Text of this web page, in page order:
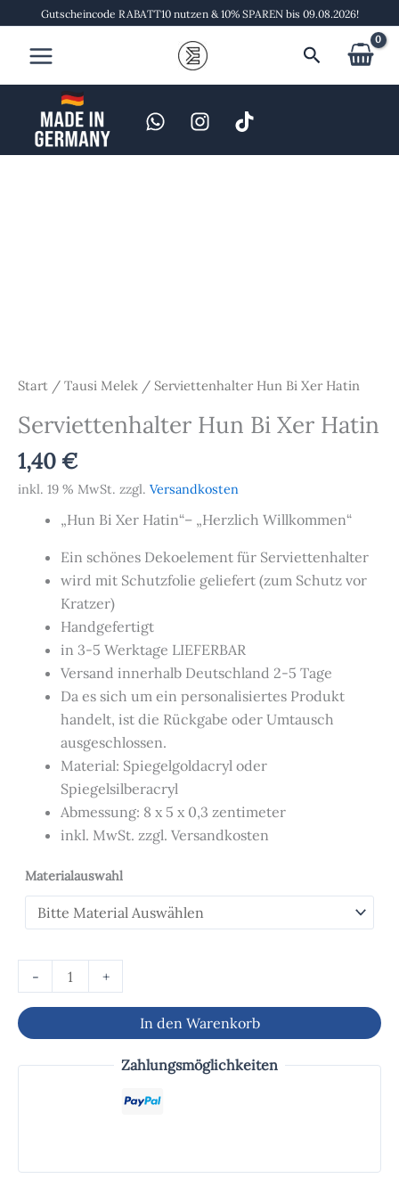
springen
Gutscheincode RABATT10 nutzen & 10% SPAREN bis 09.08.2026!
Suchen
Start / Tausi Melek / Serviettenhalter Hun Bi Xer Hatin
Serviettenhalter Hun Bi Xer Hatin
1,40€
inkl. 19 % MwSt. zzgl. Versandkosten
„Hun Bi Xer Hatin“– „Herzlich Willkommen“
Ein schönes Dekoelement für Serviettenhalter
wird mit Schutzfolie geliefert (zum Schutz vor
Kratzer)
Handgefertigt
in 3-5 Werktage LIEFERBAR
Versand innerhalb Deutschland 2-5 Tage
Da es sich um ein personalisiertes Produkt
handelt, ist die Rückgabe oder Umtausch
ausgeschlossen.
Material: Spiegelgoldacryl oder
Spiegelsilberacryl
Abmessung: 8 x 5 x 0,3 zentimeter
inkl. MwSt. zzgl. Versandkosten
Materialauswahl
- +
In den Warenkorb
Zahlungsmöglichkeiten